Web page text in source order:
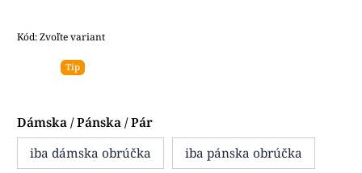
Kód:Zvoľte variant
Tip
Dámska / Pánska / Pár
iba dámska obrúčka
iba pánska obrúčka